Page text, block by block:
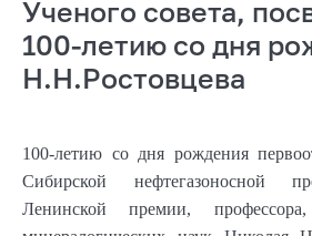
Ученого совета,
100-летию со дня
Н.Н.Ростовцева
100-летию со дня рождения
Сибирской нефтегазоносной
Ленинской премии,